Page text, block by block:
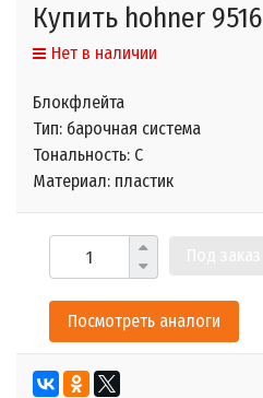
Купить hohner 9516
Нет в наличии
Блокфлейта
Тип: барочная система
Тональность: С
Материал: пластик
Посмотреть аналоги